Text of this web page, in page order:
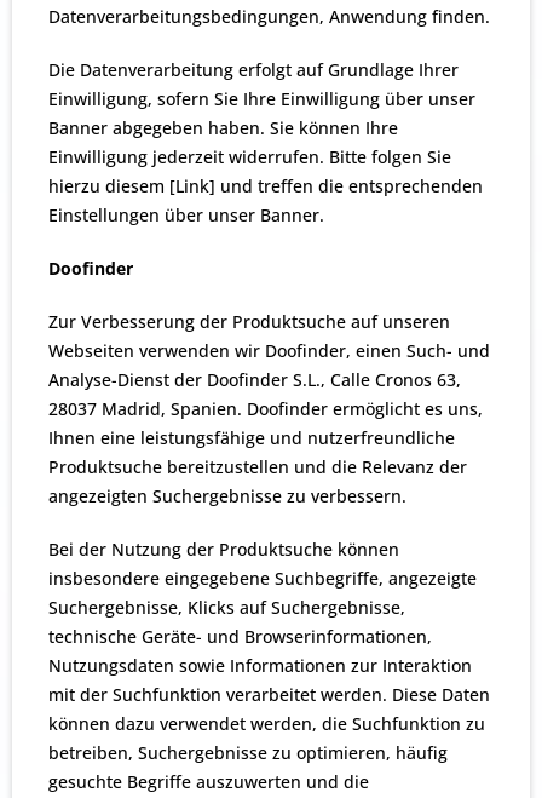
Datenverarbeitungsbedingungen, Anwendung finden.
Die Datenverarbeitung erfolgt auf Grundlage Ihrer
Einwilligung, sofern Sie Ihre Einwilligung über unser
Banner abgegeben haben. Sie können Ihre
Einwilligung jederzeit widerrufen. Bitte folgen Sie
hierzu diesem [Link] und treffen die entsprechenden
Einstellungen über unser Banner.
Doofinder
Zur Verbesserung der Produktsuche auf unseren
Webseiten verwenden wir Doofinder, einen Such- und
Analyse-Dienst der Doofinder S.L., Calle Cronos 63,
28037 Madrid, Spanien. Doofinder ermöglicht es uns,
Ihnen eine leistungsfähige und nutzerfreundliche
Produktsuche bereitzustellen und die Relevanz der
angezeigten Suchergebnisse zu verbessern.
Bei der Nutzung der Produktsuche können
insbesondere eingegebene Suchbegriffe, angezeigte
Suchergebnisse, Klicks auf Suchergebnisse,
technische Geräte- und Browserinformationen,
Nutzungsdaten sowie Informationen zur Interaktion
mit der Suchfunktion verarbeitet werden. Diese Daten
können dazu verwendet werden, die Suchfunktion zu
betreiben, Suchergebnisse zu optimieren, häufig
gesuchte Begriffe auszuwerten und die